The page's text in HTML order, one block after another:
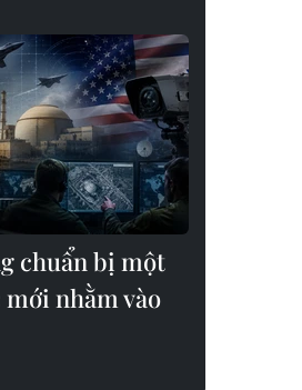
chuẩn bị một
nhằm vào